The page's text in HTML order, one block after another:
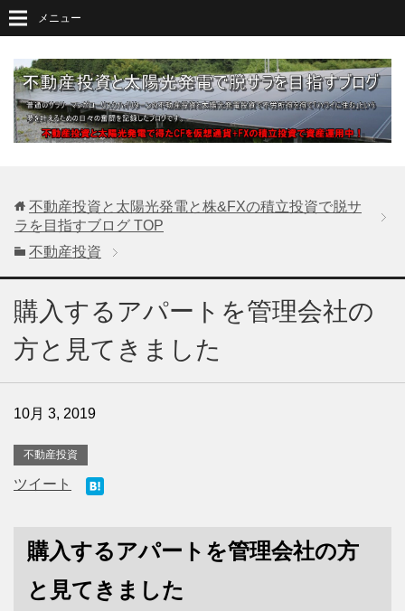
メニュー
不動産投資と太陽光発電と株&FXの積立投資で脱サ
ラを目指すブログ TOP
不動産投資
購入するアパートを管理会社の
方と見てきました
10月 3, 2019
不動産投資
ツイート
購入するアパートを管理会社の方
と見てきました